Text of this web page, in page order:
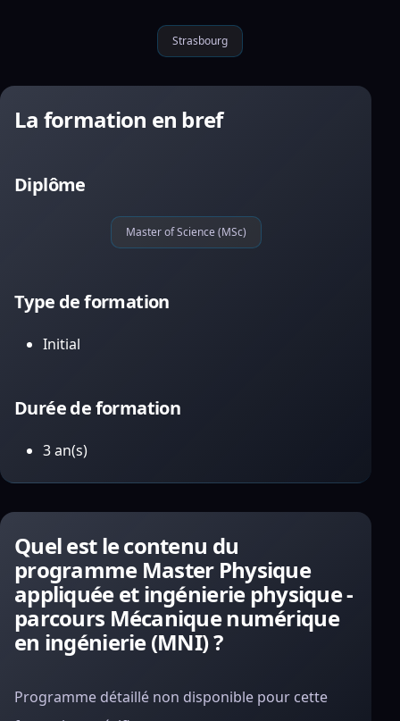
Strasbourg
La formation en bref
Diplôme
Master of Science (MSc)
Type de formation
Initial
Durée de formation
3 an(s)
Quel est le contenu du
programme Master Physique
appliquée et ingénierie physique -
parcours Mécanique numérique
en ingénierie (MNI) ?
Programme détaillé non disponible pour cette